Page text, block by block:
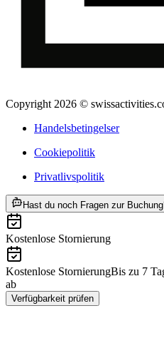
Copyright 2026 ©
Handelsbetingelser
Cookiepolitik
Privatlivspolitik
Hast du noch Fragen zur
Kostenlose Stornierung
Kostenlose StornierungBis zu 7
ab
Verfügbarkeit prüfen